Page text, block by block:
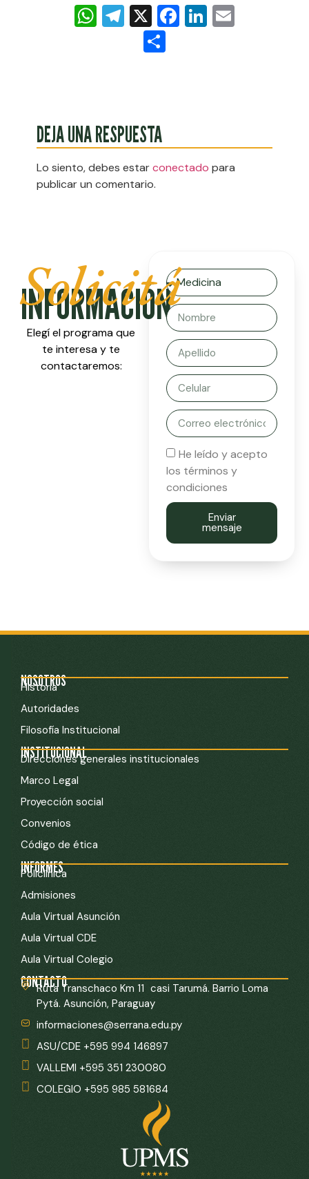
WhatsApp
Telegram
X Facebook
LinkedIn
DEJA UNA RESPUESTA
Lo siento, debes estarconectado para
publicar un comentario.
Solicitá
INFORMACIÓN
Elegí el programa que
te interesa y te
contactaremos:
He leído y acepto
los términos y
condiciones
Enviar
mensaje
NOSOTROS
Historia
Autoridades
Filosofía Institucional
INSTITUCIONAL
Direcciones generales institucionales
Marco Legal
Proyección social
Convenios
Código de ética
INFORMES
Policlínica
Admisiones
Aula Virtual Asunción
Aula Virtual CDE
Aula Virtual Colegio
CONTACTO
Ruta Transchaco Km 11 casi Tarumá. Barrio Loma
Pytá. Asunción, Paraguay
informaciones@serrana.edu.py
ASU/CDE +595 994 146897
VALLEMI +595 351 230080
COLEGIO +595 985 581684